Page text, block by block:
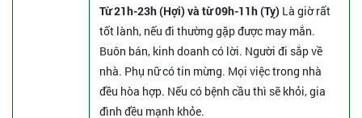
Từ 21h-23h (Hợi) và từ 09h-11h (Tỵ) Là giờ rất
tốt lành, nếu đi thường gặp được may mắn.
Buôn bán, kinh doanh có lời. Người đi sắp về
nhà. Phụ nữ có tin mừng. Mọi việc trong nhà
đều hòa hợp. Nếu có bệnh cầu thì sẽ khỏi, gia
đình đều mạnh khỏe.